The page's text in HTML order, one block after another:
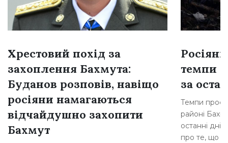
Хрестовий похід за
захоплення Бахмута:
Буданов розповів, навіщо
росіяни намагаються
відчайдушно захопити
Бахмут
темпи
за
Темпи
районі
останні
про те, що